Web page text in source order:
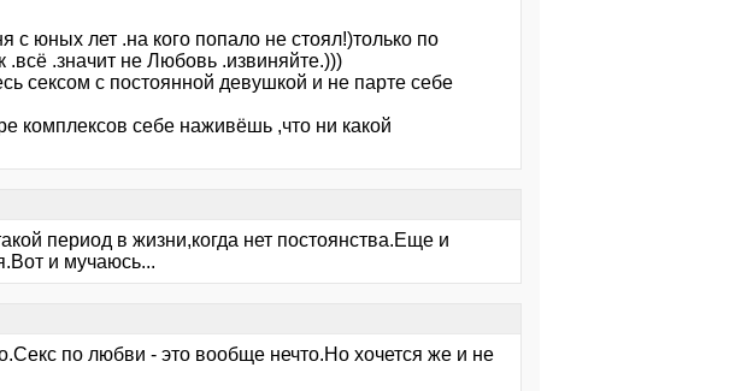
юных лет .на кого попало не стоял!)только по
.всё .значит не Любовь .извиняйте.)))
сексом с постоянной девушкой и не парте себе
комплексов себе наживёшь ,что ни какой
период в жизни,когда нет постоянства.Еще и
и мучаюсь...
по любви - это вообще нечто.Но хочется же и не